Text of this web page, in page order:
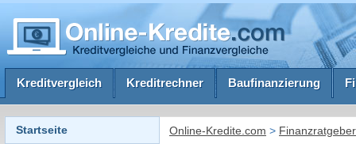
Kreditvergleich Kreditrechner Baufinanzierung
Online-Kredite.com > Finanzratgeber
Startseite